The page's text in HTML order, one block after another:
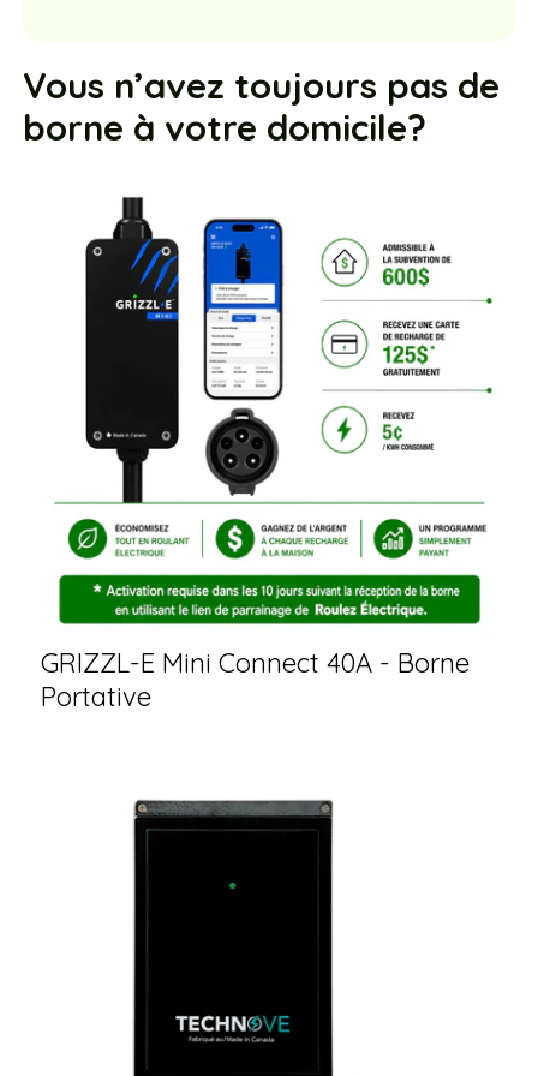
Vous n’avez toujours pas de
borne à votre domicile?
GRIZZL-E Mini Connect 40A - Borne
Portative